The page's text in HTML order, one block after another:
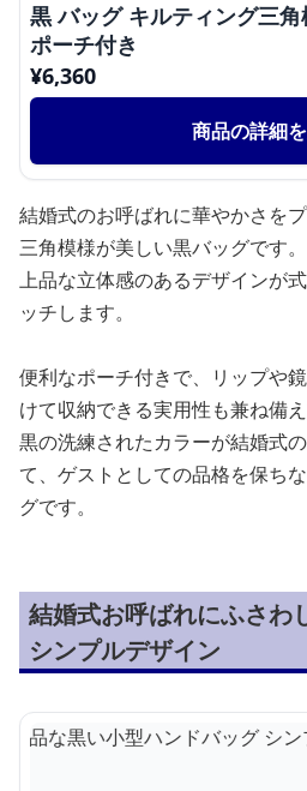
黒 バッグ キルティング三
ポーチ付き
¥6,360
商品の詳細
結婚式のお呼ばれに華やかさを
三角模様が美しい黒バッグです。
上品な立体感のあるデザインが
ッチします。
便利なポーチ付きで、リップや
けて収納できる実用性も兼ね備え
黒の洗練されたカラーが結婚式
て、ゲストとしての品格を保ち
グです。
結婚式お呼ばれにふさわ
シンプルデザイン